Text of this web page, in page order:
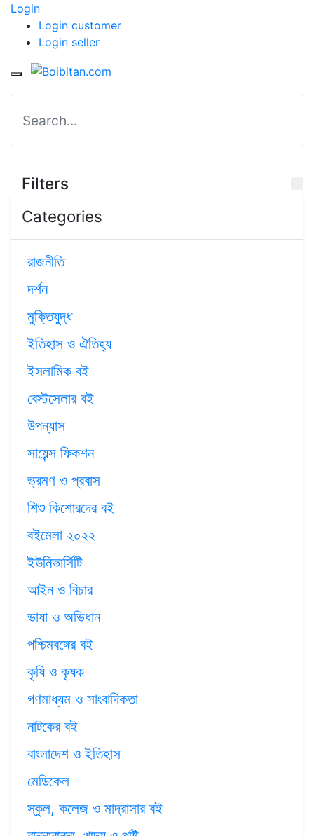
Login
Login customer
Login seller
Filters
Categories
রাজনীতি
দর্শন
মুক্তিযুদ্ধ
ইতিহাস ও ঐতিহ্য
ইসলামিক বই
বেস্টসেলার বই
উপন্যাস
সায়েন্স ফিকশন
ভ্রমণ ও প্রবাস
শিশু কিশোরদের বই
বইমেলা ২০২২
ইউনিভার্সিটি
আইন ও বিচার
ভাষা ও অভিধান
পশ্চিমবঙ্গের বই
কৃষি ও কৃষক
গণমাধ্যম ও সাংবাদিকতা
নাটকের বই
বাংলাদেশ ও ইতিহাস
মেডিকেল
স্কুল, কলেজ ও মাদ্রাসার বই